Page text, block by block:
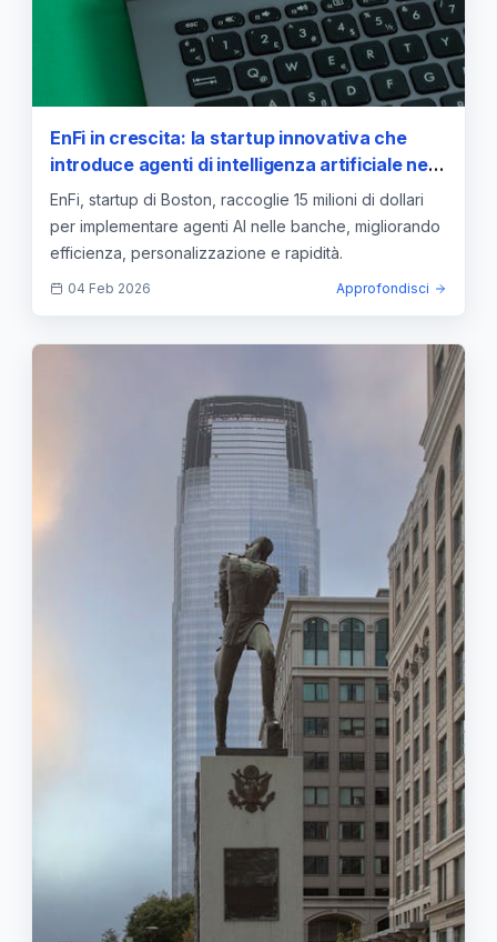
EnFi in crescita: la startup innovativa che
introduce agenti di intelligenza artificiale nelle
banche ha raccolto 15 milioni di dollari
EnFi, startup di Boston, raccoglie 15 milioni di dollari
per implementare agenti AI nelle banche, migliorando
efficienza, personalizzazione e rapidità.
04 Feb 2026 Approfondisci